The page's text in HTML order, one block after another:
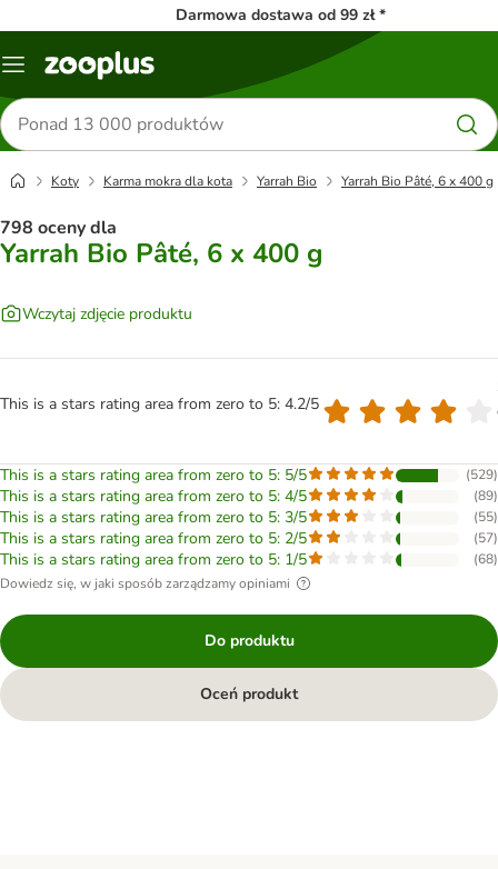
Darmowa dostawa od 99 zł *
Menu
Szukaj
produktów
Koty Karma mokra dla kota Yarrah Bio Yarrah Bio Pâté, 6 x 400 g
798 oceny dla
Yarrah Bio Pâté, 6 x 400 g
Wczytaj zdjęcie produktu
This is a stars rating area from zero to 5: 4.2/5
This is a stars rating area from zero to 5: 5/5 (529)
This is a stars rating area from zero to 5: 4/5 (89)
This is a stars rating area from zero to 5: 3/5 (55)
This is a stars rating area from zero to 5: 2/5 (57)
This is a stars rating area from zero to 5: 1/5 (68)
Dowiedz się, w jaki sposób zarządzamy opiniami
Do produktu
Oceń produkt